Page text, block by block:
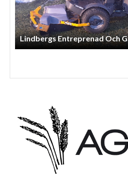
Lindbergs Entreprenad Och